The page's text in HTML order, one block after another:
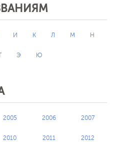
И К Л М Н
Э Ю
2005 2006 2007
2010 2011 2012